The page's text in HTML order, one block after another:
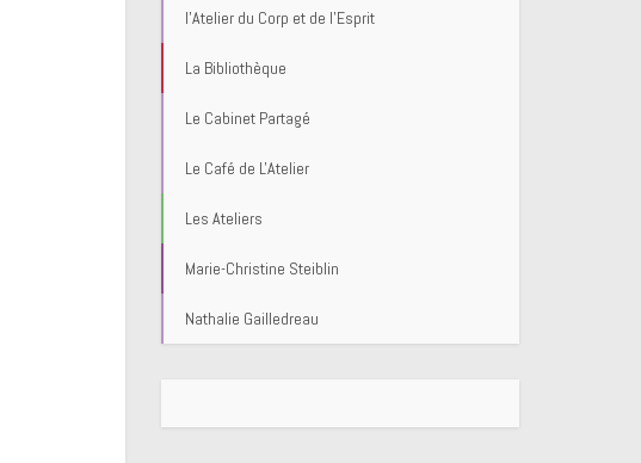
l'Atelier du Corp et de l'Esprit
La Bibliothèque
Le Cabinet Partagé
Le Café de L'Atelier
Les Ateliers
Marie-Christine Steiblin
Nathalie Gailledreau